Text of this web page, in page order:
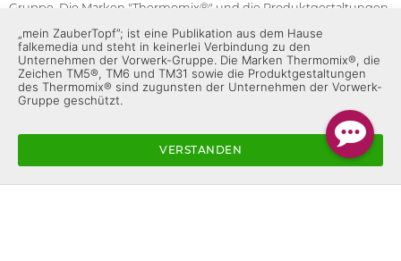
Gruppe. Die Marken "Thermomix®" und die Produktgestaltungen
des "Thermomix®" sind eingetragene Marken der Unternehmen
der Vorwerk-Gruppe. Die Marken Thermomix®, die Zeichen TM5®,
TM6 und TM31 sowie die Produktgestaltungen des Thermomix®
sind zugunsten der Unternehmen der Vorwerk-Gruppe
geschützt. Für die Rezeptangaben in "ZauberTopf" ist
„mein ZauberTopf”; ist eine Publikation aus dem Hause
falkemedia und steht in keinerlei Verbindung zu den
Unternehmen der Vorwerk-Gruppe. Die Marken Thermomix®, die
Zeichen TM5®, TM6 und TM31 sowie die Produktgestaltungen
des Thermomix® sind zugunsten der Unternehmen der Vorwerk-
Gruppe geschützt.
VERSTANDEN